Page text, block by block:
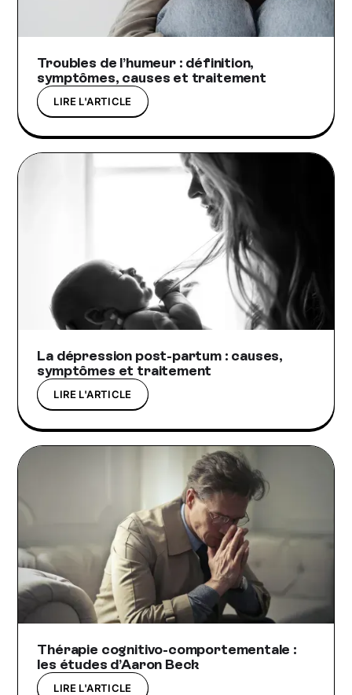
Troubles de l’humeur : définition,
symptômes, causes et traitement
LIRE L'ARTICLE
La dépression post-partum : causes,
symptômes et traitement
LIRE L'ARTICLE
Thérapie cognitivo-comportementale :
les études d’Aaron Beck
LIRE L'ARTICLE